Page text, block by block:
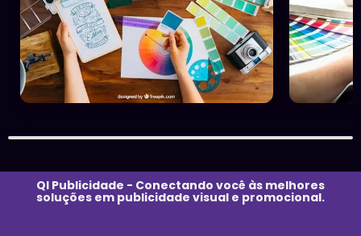
QI Publicidade - Conectando você às melhores
soluções em publicidade visual e promocional.